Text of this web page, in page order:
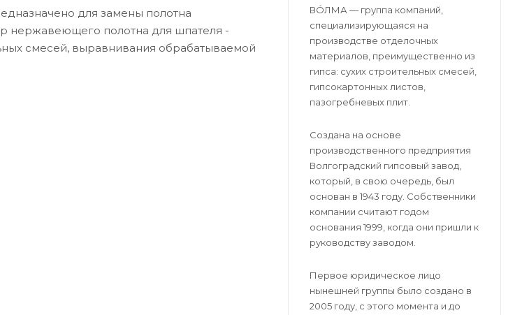
для замены полотна
нержавеющего полотна для шпателя -
смесей, выравнивания обрабатываемой
ВО́ЛМА — группа компаний,
специализирующаяся на
производстве отделочных
материалов, преимущественно из
гипса: сухих строительных смесей,
гипсокартонных листов,
пазогребневых плит.
Создана на основе
производственного предприятия
Волгоградский гипсовый завод,
который, в свою очередь, был
основан в 1943 году. Собственники
компании считают годом
основания 1999, когда они пришли к
руководству заводом.
Первое юридическое лицо
нынешней группы было создано в
2005 году, с этого момента и до